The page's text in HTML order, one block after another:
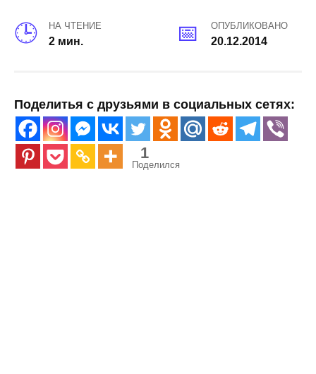
НА ЧТЕНИЕ
2 мин.
ОПУБЛИКОВАНО
20.12.2014
Поделитья с друзьями в социальных сетях:
1
Поделился